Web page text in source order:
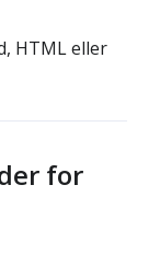
HTML eller
for